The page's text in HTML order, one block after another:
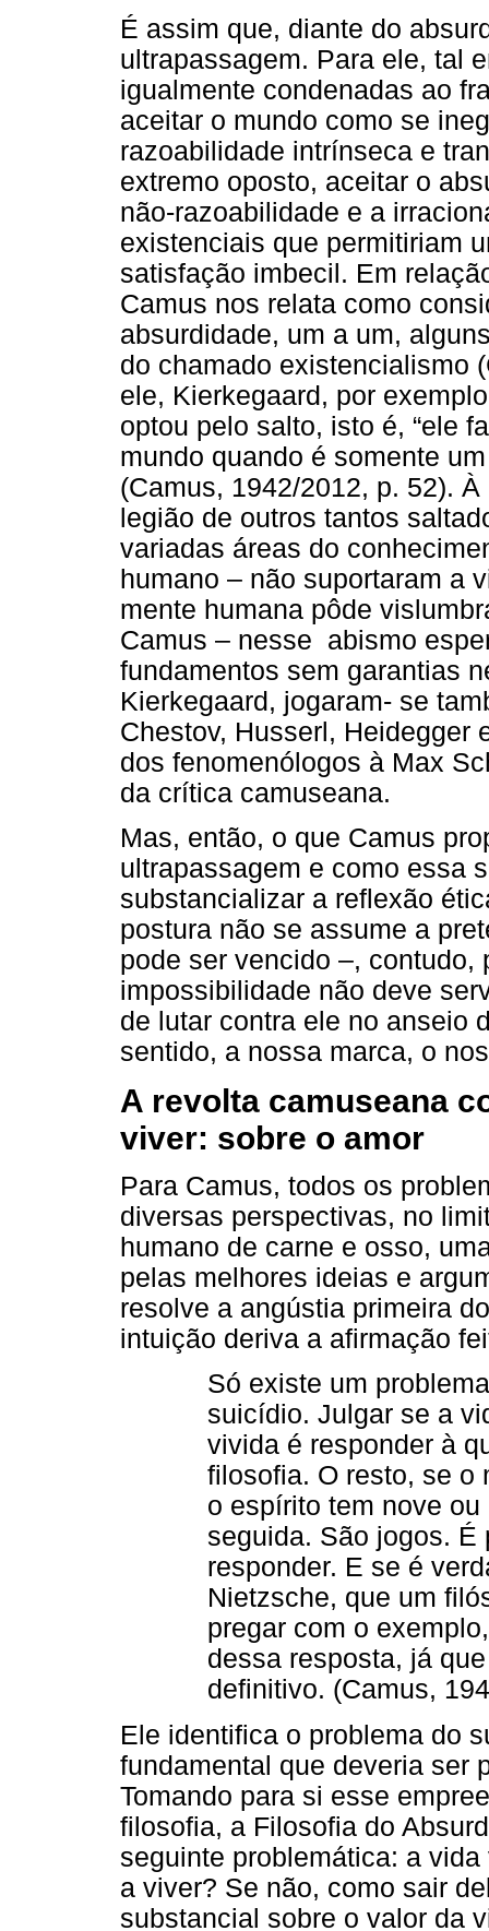
É assim que, diante do
ultrapassagem. Para ele, tal
igualmente condenadas ao
aceitar o mundo como se
razoabilidade intrínseca e
extremo oposto, aceitar o
não-razoabilidade e a
existenciais que permitiriam
satisfação imbecil. Em
Camus nos relata como
absurdidade, um a um,
do chamado existencialismo
ele, Kierkegaard, por
optou pelo salto, isto é, “ele
mundo quando é somente
(Camus, 1942/2012, p. 52).
legião de outros tantos
variadas áreas do
humano – não suportaram a
mente humana pôde
Camus – nesse abismo
fundamentos sem garantias
Kierkegaard, jogaram- se
Chestov, Husserl, Heidegger
dos fenomenólogos à Max
da crítica camuseana.
Mas, então, o que Camus
ultrapassagem e como essa
substancializar a reflexão
postura não se assume a
pode ser vencido –,
impossibilidade não deve
de lutar contra ele no anseio
sentido, a nossa marca, o
A revolta camuseana
viver: sobre o amor
Para Camus, todos os
diversas perspectivas, no
humano de carne e osso,
pelas melhores ideias e
resolve a angústia primeira
intuição deriva a afirmação
Só existe um
suicídio. Julgar se a
vivida é responder à
filosofia. O resto, se o
o espírito tem nove
seguida. São jogos. É
responder. E se é
Nietzsche, que um
pregar com o
dessa resposta, já
definitivo. (Camus,
Ele identifica o problema do
fundamental que deveria ser
Tomando para si esse
filosofia, a Filosofia do
seguinte problemática: a
a viver? Se não, como sair
substancial sobre o valor da